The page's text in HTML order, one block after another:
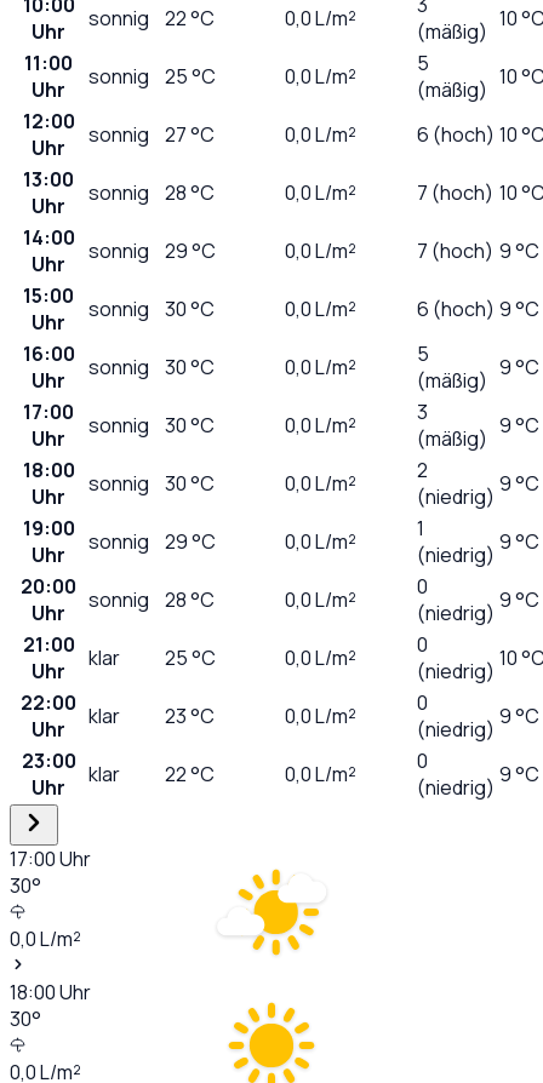
Uhr
sonnig 22°C 0,0L/m²
(mäßig) 10
11:00
Uhr
sonnig 25°C 0,0L/m²
5
(mäßig) 10
12:00
Uhr
sonnig 27°C 0,0L/m² 6 (hoch) 10
13:00
Uhr
sonnig 28°C 0,0L/m² 7 (hoch) 10
14:00
Uhr
sonnig 29°C 0,0L/m² 7 (hoch) 9 °C
15:00
Uhr
sonnig 30°C 0,0L/m² 6 (hoch) 9 °C
16:00
Uhr
sonnig 30°C 0,0L/m²
5
(mäßig) 9 °C
17:00
Uhr
sonnig 30°C 0,0L/m²
3
(mäßig) 9 °C
18:00
Uhr
sonnig 30°C 0,0L/m²
2
(niedrig) 9 °C
19:00
Uhr
sonnig 29°C 0,0L/m²
1
(niedrig) 9 °C
20:00
Uhr
sonnig 28°C 0,0L/m²
0
(niedrig) 9 °C
21:00
Uhr
klar 25°C 0,0L/m²
0
(niedrig) 10
22:00
Uhr
klar 23°C 0,0L/m²
0
(niedrig) 9 °C
23:00
Uhr
klar 22°C 0,0L/m²
0
(niedrig) 9 °C
17:00Uhr
30°
0,0L/m²
18:00Uhr
30°
0,0L/m²